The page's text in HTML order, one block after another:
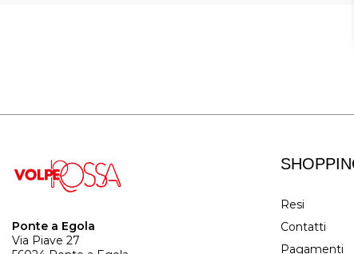
Ponte a Egola
Via Piave 27
Resi
Contatti
Pagamenti